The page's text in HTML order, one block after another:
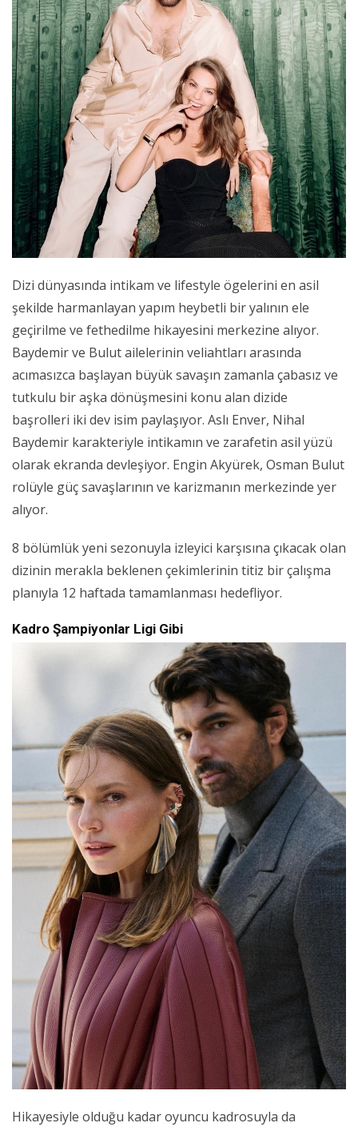
Dizi dünyasında intikam ve lifestyle ögelerini en asil
şekilde harmanlayan yapım heybetli bir yalının ele
geçirilme ve fethedilme hikayesini merkezine alıyor.
Baydemir ve Bulut ailelerinin veliahtları arasında
acımasızca başlayan büyük savaşın zamanla çabasız ve
tutkulu bir aşka dönüşmesini konu alan dizide
başrolleri iki dev isim paylaşıyor. Aslı Enver, Nihal
Baydemir karakteriyle intikamın ve zarafetin asil yüzü
olarak ekranda devleşiyor. Engin Akyürek, Osman Bulut
rolüyle güç savaşlarının ve karizmanın merkezinde yer
alıyor.
8 bölümlük yeni sezonuyla izleyici karşısına çıkacak olan
dizinin merakla beklenen çekimlerinin titiz bir çalışma
planıyla 12 haftada tamamlanması hedefliyor.
Kadro Şampiyonlar Ligi Gibi
Hikayesiyle olduğu kadar oyuncu kadrosuyla da